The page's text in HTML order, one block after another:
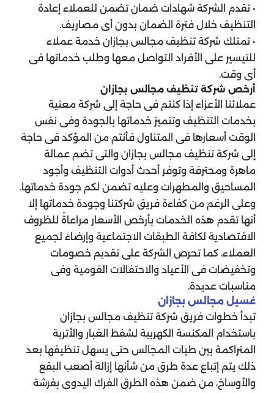
• تقدم الشركة شهادات ضمان تضمن للعملاء إعادة
التنظيف خلال فترة الضمان بدون أى مصاريف.
• تمتلك شركة تنظيف مجالس بجازان خدمة عملاء
للتيسير على الأفراد التواصل معها وطلب خدماتها فى
أى وقت.
أرخص شركة تنظيف مجالس بجازان
عملائنا الأعزاء إذا كنتم فى حاجة إلى شركة معنية
بخدمات التنظيف وتتميز خدماتها بالجودة وفى نفس
الوقت أسعارها فى المتناول فأنتم من المؤكد فى حاجة
إلى شركة تنظيف مجالس بجازان والتى تضم عمالة
ماهرة ومحترفة وتوفر أحدث أدوات التنظيف وأجود
المساحيق والمطهرات وعليه تضمن لكم جودة خدماتها.
وعلى الرغم من كفاءة فريق شركتنا وجودة خدماتها إلا
أنها تقدم هذه الخدمات بأرخص الأسعار مراعاةً للظروف
الاقتصادية لكافة الطبقات الاجتماعية وإرضاءً لجميع
العملاء، كما تحرص الشركة على تقديم خصومات
وتخفيضات فى الأعياد والاحتفالات القومية وفى
مناسبات عديدة.
غسيل مجالس بجازان
تبدأ خطوات فريق شركة تنظيف مجالس بجازان
باستخدام المكنسة الكهربية لشفط الغبار والأتربة
المتراكمة بين طيات المجالس حتى يسهل تنظيفها بعد
ذلك يتم إتباع عدة طرق من شأنها إزالة أصعب البقع
والأوساخ، من ضمن هذه الطرق الفرك اليدوى بفرشة